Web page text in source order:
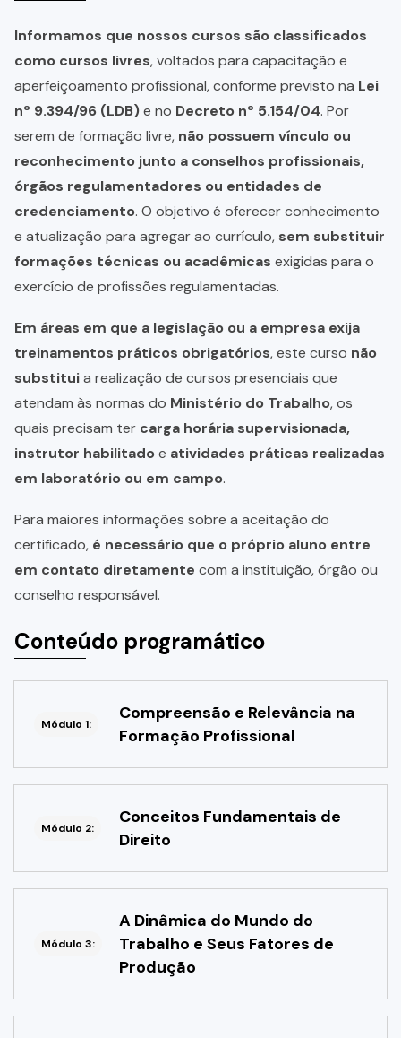
Informamos que nossos cursos são classificados
como cursos livres, voltados para capacitação e
aperfeiçoamento profissional, conforme previsto na Lei
nº 9.394/96 (LDB)e no Decreto nº 5.154/04. Por
serem de formação livre, não possuem vínculo ou
reconhecimento junto a conselhos profissionais,
órgãos regulamentadores ou entidades de
credenciamento. O objetivo é oferecer conhecimento
e atualização para agregar ao currículo, sem substituir
formações técnicas ou acadêmicas exigidas para o
exercício de profissões regulamentadas.
Em áreas em que a legislação ou a empresa exija
treinamentos práticos obrigatórios, este curso não
substituia realização de cursos presenciais que
atendam às normas do Ministério do Trabalho, os
quais precisam ter carga horária supervisionada,
instrutor habilitadoe atividades práticas realizadas
em laboratório ou em campo.
Para maiores informações sobre a aceitação do
certificado, é necessário que o próprio aluno entre
em contato diretamente com a instituição, órgão ou
conselho responsável.
Conteúdo programático
Módulo 1:
Compreensão e Relevância na
Formação Profissional
Módulo 2:
Conceitos Fundamentais de
Direito
Módulo 3:
A Dinâmica do Mundo do
Trabalho e Seus Fatores de
Produção